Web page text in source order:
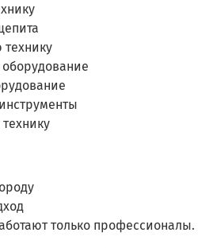
только профессионалы.